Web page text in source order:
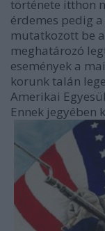
története itthon
érdemes pedig
mutatkozott be
meghatározó
események a
korunk talán
Amerikai
Ennek jegyében